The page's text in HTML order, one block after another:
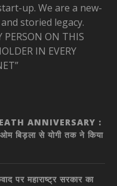
up. We are a new-
storied legacy.
PERSON ON THIS
IN EVERY
ANNIVERSARY :
ओम बिड़ला से योगी तक ने किया
महाराष्ट्र सरकार का